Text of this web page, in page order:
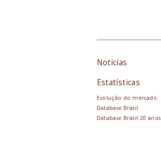
Notícias
Estatísticas
Evolução do mercado
Database Brasil
Database Brasil 20 anos